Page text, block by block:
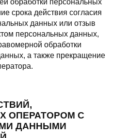
обработки персональных
срока действия согласия
данных или отзыв
персональных данных,
обработки
а также прекращение
ОПЕРАТОРОМ С
ДАННЫМИ